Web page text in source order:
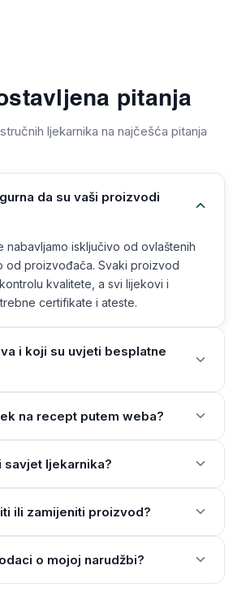
pitanja
ljekarnika na najčešća pitanja
da su vaši proizvodi
nabavljamo isključivo od ovlaštenih
od proizvođača. Svaki proizvod
kvalitete, a svi lijekovi i
certifikate i ateste.
i koji su uvjeti besplatne
na recept putem weba?
savjet ljekarnika?
ili zamijeniti proizvod?
o mojoj narudžbi?